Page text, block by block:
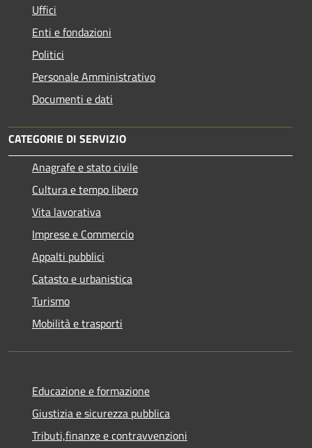
Uffici
Enti e fondazioni
Politici
Personale Amministrativo
Documenti e dati
CATEGORIE DI SERVIZIO
Anagrafe e stato civile
Cultura e tempo libero
Vita lavorativa
Imprese e Commercio
Appalti pubblici
Catasto e urbanistica
Turismo
Mobilità e trasporti
Educazione e formazione
Giustizia e sicurezza pubblica
Tributi,finanze e contravvenzioni